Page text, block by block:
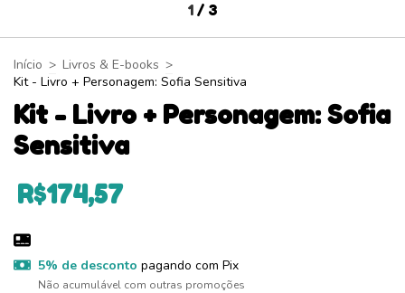
1 / 3
Início > Livros & E-books >
Kit - Livro + Personagem: Sofia Sensitiva
Kit - Livro + Personagem: Sofia
Sensitiva
R$174,57
5% de desconto pagando com Pix
Não acumulável com outras promoções